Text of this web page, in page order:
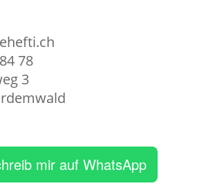
78
3
mir auf WhatsApp